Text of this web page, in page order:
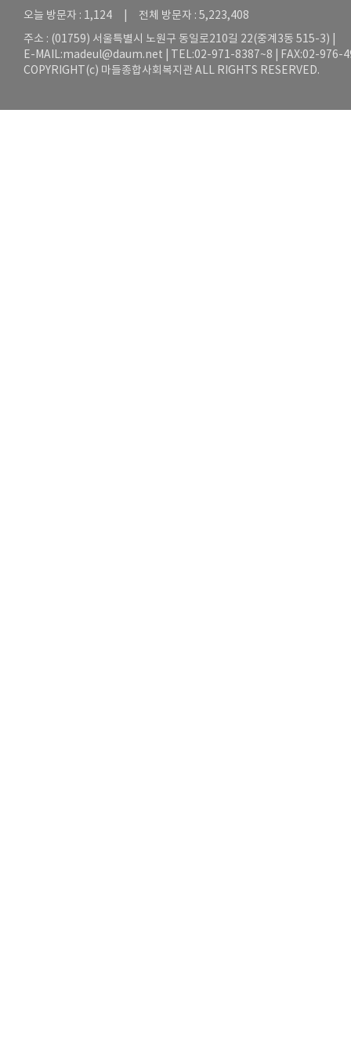
오늘 방문자 : 1,124 | 전체 방문자 : 5,223,408
주소 : (01759) 서울특별시 노원구 동일로210길 22(중계3동 515-3) |
E-MAIL:madeul@daum.net | TEL:02-971-8387~8 | FAX:02-976-
COPYRIGHT(c) 마들종합사회복지관 ALL RIGHTS RESERVED.